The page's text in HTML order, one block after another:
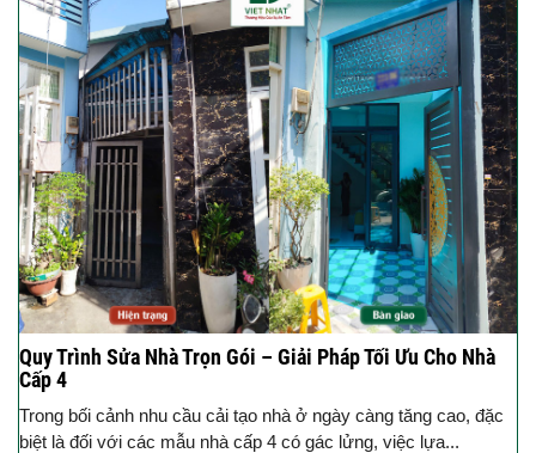
Quy Trình Sửa Nhà Trọn Gói – Giải Pháp Tối Ưu Cho Nhà
Cấp 4
Trong bối cảnh nhu cầu cải tạo nhà ở ngày càng tăng cao, đặc
biệt là đối với các mẫu nhà cấp 4 có gác lửng, việc lựa...